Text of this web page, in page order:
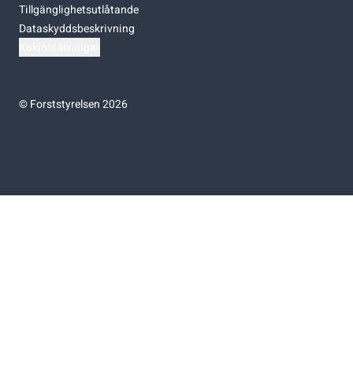
Tillgänglighetsutlåtande
Dataskyddsbeskrivning
©Forststyrelsen 2026